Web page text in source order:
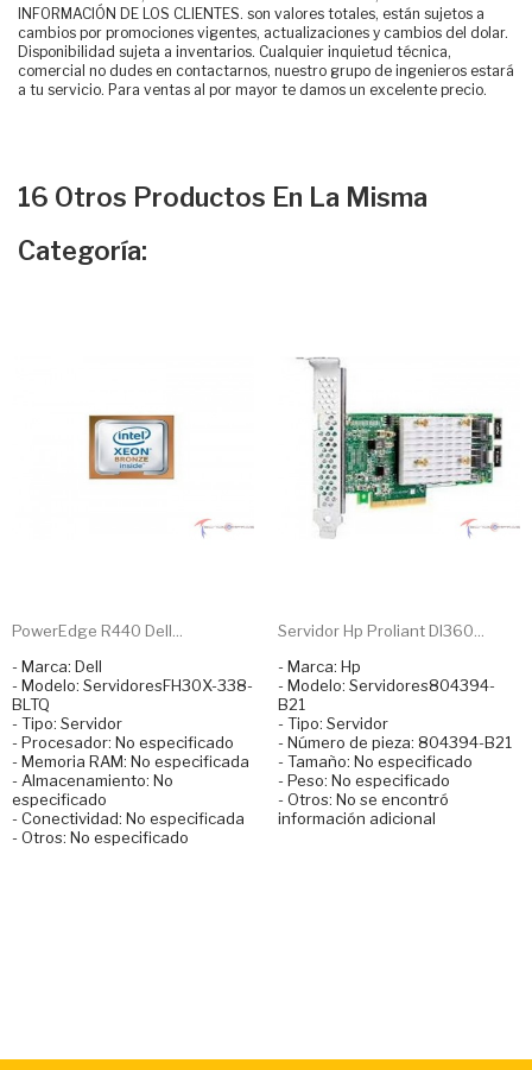
INFORMACIÓN DE LOS CLIENTES. son valores totales, están sujetos a
cambios por promociones vigentes, actualizaciones y cambios del dolar.
Disponibilidad sujeta a inventarios. Cualquier inquietud técnica,
comercial no dudes en contactarnos, nuestro grupo de ingenieros estará
a tu servicio. Para ventas al por mayor te damos un excelente precio.
16 Otros Productos En La Misma
Categoría:
PowerEdge R440 Dell...
- Marca: Dell
- Modelo: ServidoresFH30X-338-
BLTQ
- Tipo: Servidor
- Procesador: No especificado
- Memoria RAM: No especificada
- Almacenamiento: No
especificado
- Conectividad: No especificada
- Otros: No especificado
Servidor Hp Proliant Dl360...
- Marca: Hp
- Modelo: Servidores804394-
B21
- Tipo: Servidor
- Número de pieza: 804394-B21
- Tamaño: No especificado
- Peso: No especificado
- Otros: No se encontró
información adicional